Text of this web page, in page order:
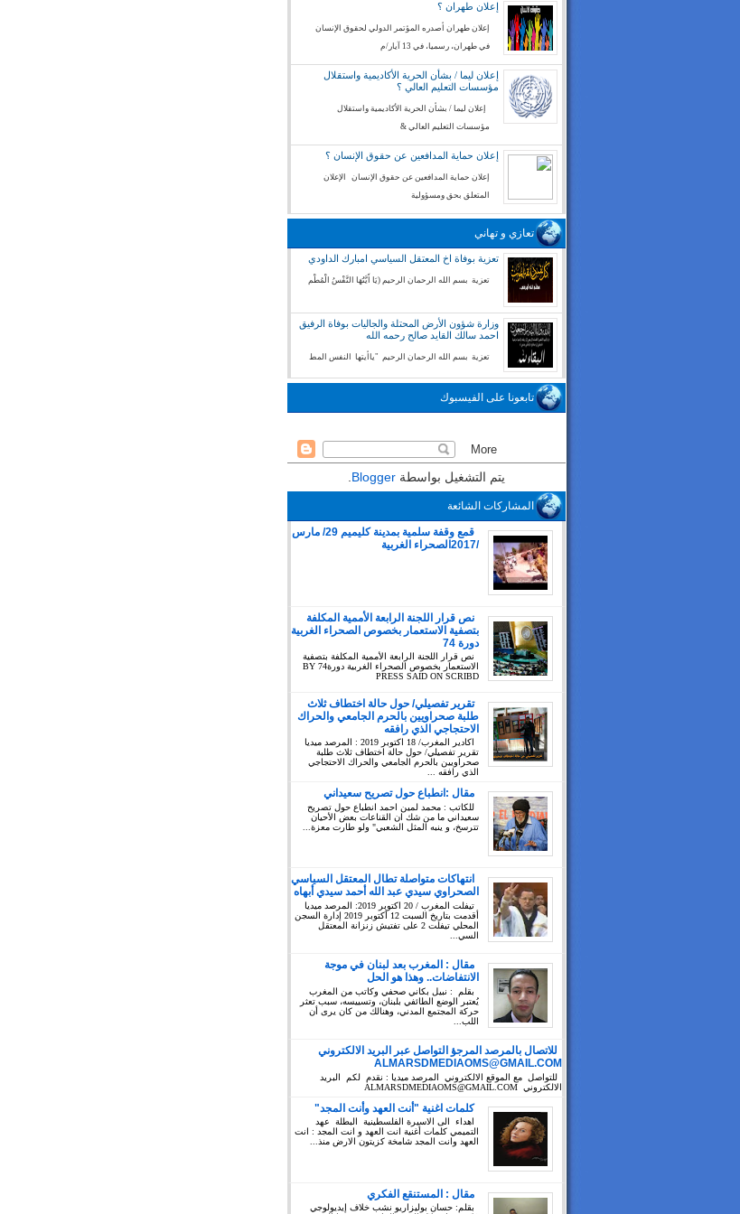
إعلان طهران ؟
إعلان طهران أصدره المؤتمر الدولي لحقوق الإنسان
في طهران، رسميا، في 13 آيار/م
إعلان ليما / بشأن الحرية الأكاديمية واستقلال
مؤسسات التعليم العالي ؟
إعلان ليما / بشأن الحرية الأكاديمية واستقلال
مؤسسات التعليم العالي &
إعلان حماية المدافعين عن حقوق الإنسان ؟
إعلان حماية المدافعين عن حقوق الإنسان الإعلان
المتعلق بحق ومسؤولية
تعازي و تهاني
تعزية بوفاة اخ المعتقل السياسي امبارك الداودي
تعزية بسم الله الرحمان الرحيم (يَا أَيَّتُهَا النَّفْسُ الْمُطْم
وزارة شؤون الأرض المحتلة والجاليات بوفاة الرفيق
احمد سالك القايد صالح رحمه الله
تعزية بسم الله الرحمان الرحيم "ياأيتها النفس المط
تابعونا على الفيسبوك
يتم التشغيل بواسطة Blogger
المشاركات الشائعة
قمع وقفة سلمية بمدينة كليميم 29/ مارس
/2017الصحراء الغربية
نص قرار اللجنة الرابعة الأممية المكلفة
بتصفية الاستعمار بخصوص الصحراء الغربية
دورة 74
نص قرار اللجنة الرابعة الأممية المكلفة بتصفية
الاستعمار بخصوص الصحراء الغربية دورة74 BY
PRESS SAID ON SCRIBD
تقرير تفصيلي/ حول حالة اختطاف ثلاث
طلبة صحراويين بالحرم الجامعي والحراك
الاحتجاجي الذي رافقه
اكادير المغرب/ 18 اكتوبر 2019 : المرصد ميديا
تقرير تفصيلي/ حول حالة اختطاف ثلاث طلبة
صحراويين بالحرم الجامعي والحراك الاحتجاجي
الذي رافقه ...
مقال :انطباع حول تصريح سعيداني
للكاتب : محمد لمين احمد انطباع حول تصريح
سعيداني ما من شك ان القناعات بعض الأحيان
تترسخ، و ينبه المثل الشعبي" ولو طارت معزة...
انتهاكات متواصلة تطال المعتقل السياسي
الصحراوي سيدي عبد الله أحمد سيدي أبهاه
تيفلت المغرب / 20 اكتوبر 2019: المرصد ميديا
أقدمت بتاريخ السبت 12 أكتوبر 2019 إدارة السجن
المحلي تيفلت 2 على تفتيش زنزانة المعتقل
السي...
مقال : المغرب بعد لبنان في موجة
الانتفاضات.. وهذا هو الحل
بقلم : نبيل بكاني صحفي وكاتب من المغرب
يُعتبر الوضع الطائفي بلبنان، وتسييسه، سبب تعثر
حركة المجتمع المدني، وهنالك من كان يرى أن
اللب...
للاتصال بالمرصد المرجؤ التواصل عبر البريد الالكتروني
ALMARSDMEDIAOMS@GMAIL.COM
للتواصل مع الموقع الالكتروني المرصد ميديا : نقدم لكم البريد
الالكتروني ALMARSDMEDIAOMS@GMAIL.COM
كلمات اغنية "أنت العهد وأنت المجد"
اهداء الى الاسيرة الفلسطينية البطلة عهد
التميمي كلمات أغنية انت العهد و انت المجد : انت
العهد وانت المجد شامخة كزيتون الارض منذ...
مقال : المستنقع الفكري
بقلم: حسان بوليزاريو نشب خلاف إيديولوجي